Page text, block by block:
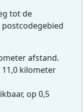
tot de
afstand.
kilometer
op 0,5